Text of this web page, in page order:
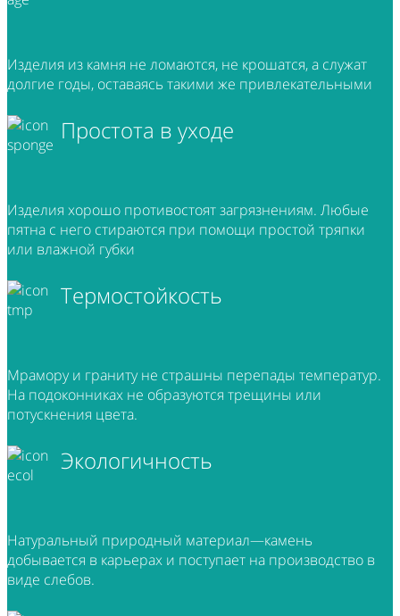
Изделия из камня не ломаются, не крошатся, а служат
долгие годы, оставаясь такими же привлекательными
Простота в уходе
Изделия хорошо противостоят загрязнениям. Любые
пятна с него стираются при помощи простой тряпки
или влажной губки
Термостойкость
Мрамору и граниту не страшны перепады температур.
На подоконниках не образуются трещины или
потускнения цвета.
Экологичность
Натуральный природный материал—камень
добывается в карьерах и поступает на производство в
виде слебов.